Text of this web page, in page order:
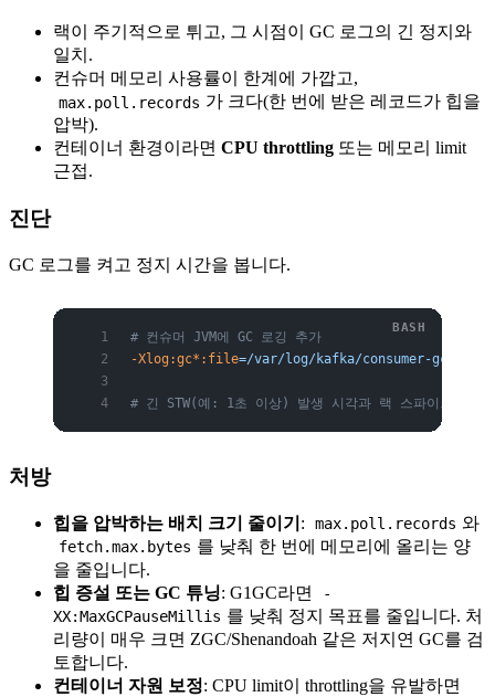
랙이 주기적으로 튀고, 그 시점이 GC 로그의 긴 정지와
일치.
컨슈머 메모리 사용률이 한계에 가깝고,
max.poll.records 가 크다(한 번에 받은 레코드가 힙을
압박).
컨테이너 환경이라면 CPU throttling 또는 메모리 limit
근접.
진단
GC 로그를 켜고 정지 시간을 봅니다.
# 컨슈머 JVM에 GC 로깅 추가
-Xlog:gc*:file=/var/log/kafka/consumer-
# 긴 STW(예: 1초 이상) 발생 시각과 랙 스파이크 시각
처방
힙을 압박하는 배치 크기 줄이기 : max.poll.records 와
fetch.max.bytes 를 낮춰 한 번에 메모리에 올리는 양
을 줄입니다.
힙 증설 또는 GC 튜닝: G1GC라면
-
XX:MaxGCPauseMillis 를 낮춰 정지 목표를 줄입니다. 처
리량이 매우 크면 ZGC/Shenandoah 같은 저지연 GC를 검
토합니다.
컨테이너 자원 보정: CPU limit이 throttling을 유발하면